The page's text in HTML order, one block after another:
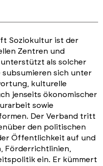
Soziokultur ist der
Zentren und
als solcher
subsumieren sich unter
kulturelle
jenseits ökonomischer
sowie
Der Verband tritt
den politischen
Öffentlichkeit auf und
Förderrichtlinien,
ein. Er kümmert